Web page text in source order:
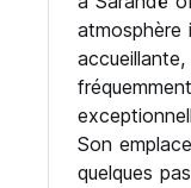
atmosphère
Son
quelques